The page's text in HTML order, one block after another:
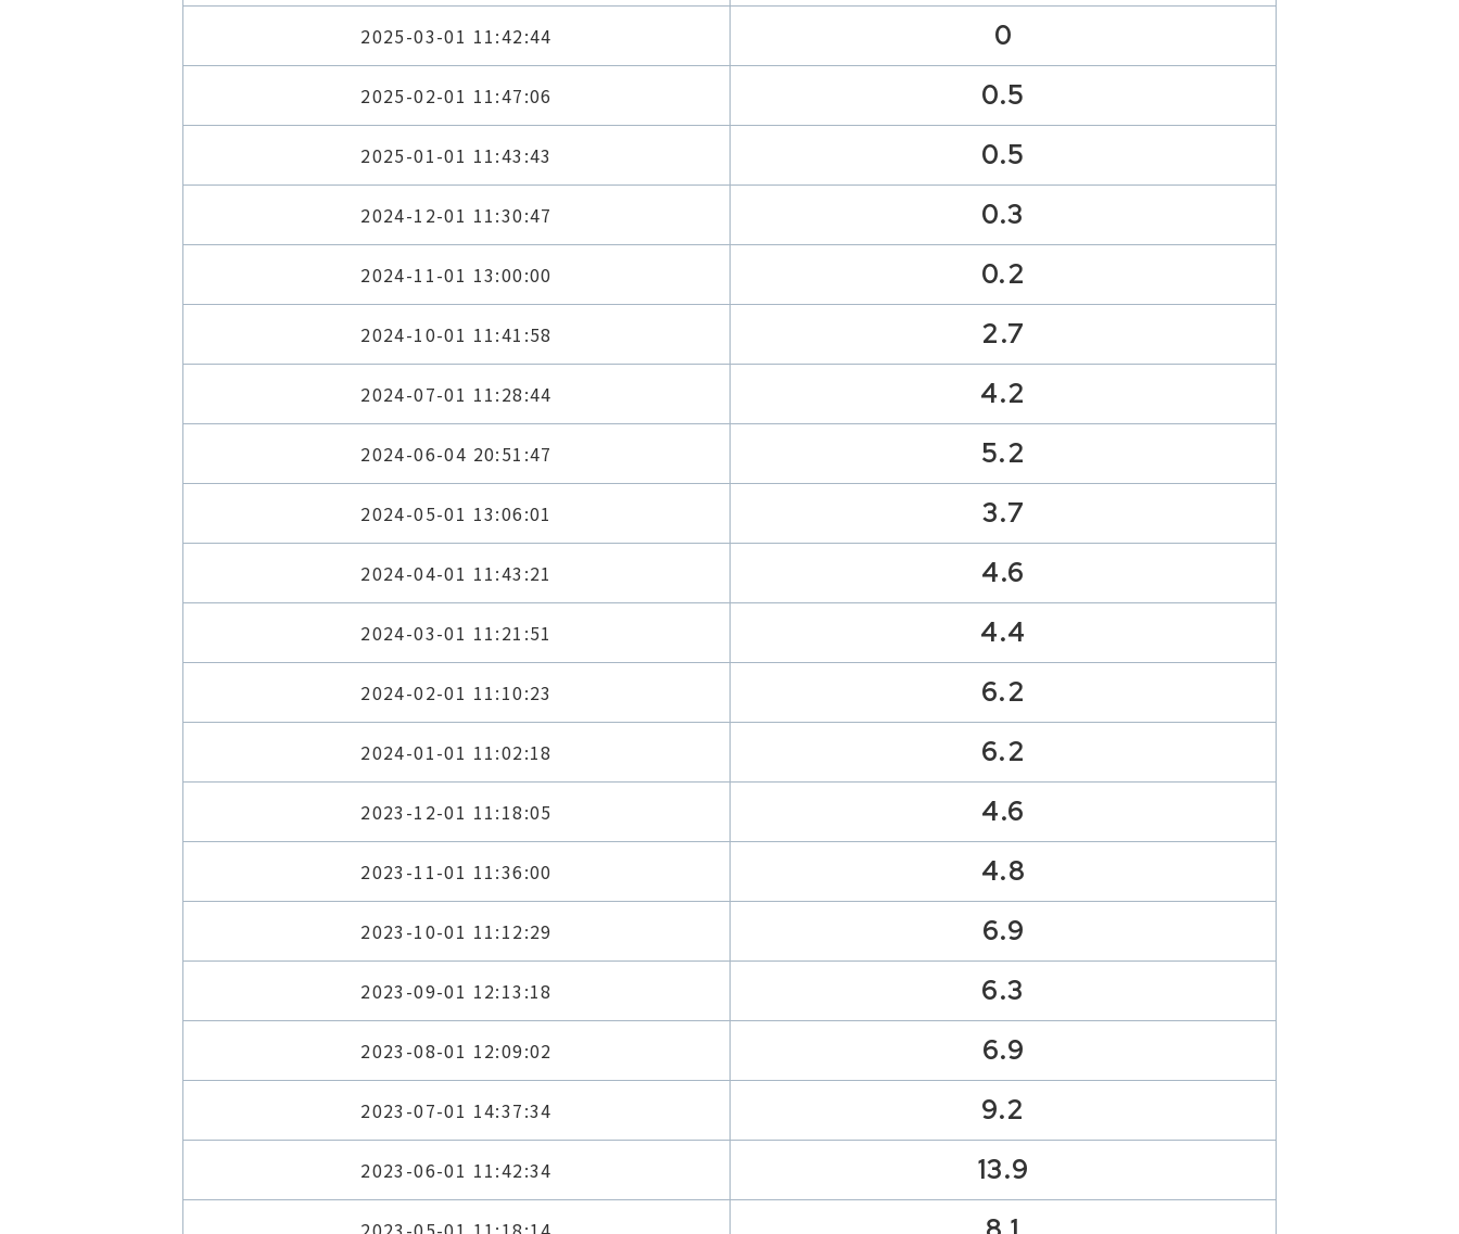
2025-03-01 11:42:44 0
2025-02-01 11:47:06 0.5
2025-01-01 11:43:43 0.5
2024-12-01 11:30:47 0.3
2024-11-01 13:00:00 0.2
2024-10-01 11:41:58 2.7
2024-07-01 11:28:44 4.2
2024-06-04 20:51:47 5.2
2024-05-01 13:06:01 3.7
2024-04-01 11:43:21 4.6
2024-03-01 11:21:51 4.4
2024-02-01 11:10:23 6.2
2024-01-01 11:02:18 6.2
2023-12-01 11:18:05 4.6
2023-11-01 11:36:00 4.8
2023-10-01 11:12:29 6.9
2023-09-01 12:13:18 6.3
2023-08-01 12:09:02 6.9
2023-07-01 14:37:34 9.2
2023-06-01 11:42:34 13.9